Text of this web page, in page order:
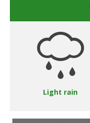
Light rain